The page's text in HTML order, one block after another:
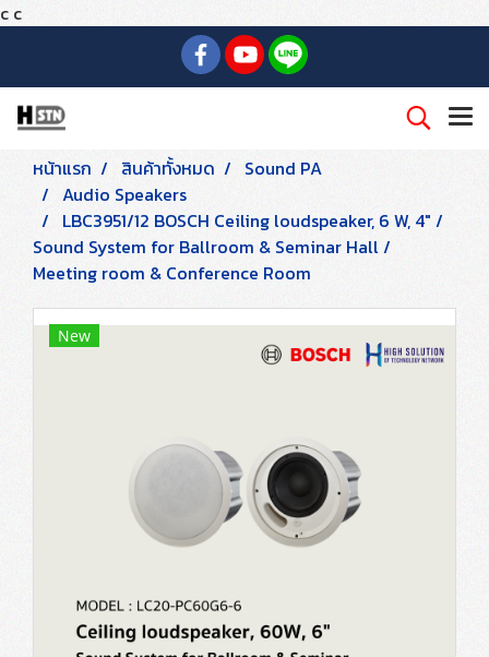
c c
หน้าแรก สินค้าทั้งหมด
Sound PA
Audio Speakers
LBC3951/12 BOSCH Ceiling loudspeaker, 6 W, 4" /
Sound System for Ballroom & Seminar Hall /
Meeting room & Conference Room
New